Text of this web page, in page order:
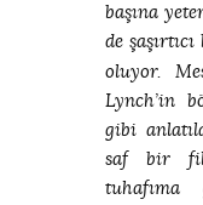
başına
de
oluyor.
Lynch’in
gibi
saf bir